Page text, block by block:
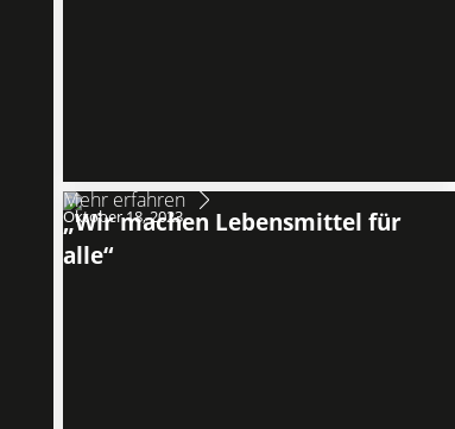
Mehr erfahren
Oktober 18, 2023
„Wir machen Lebensmittel für
alle“